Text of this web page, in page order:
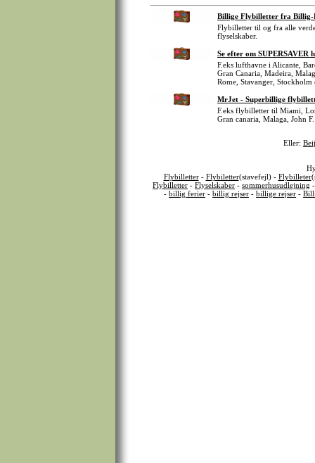
Billige Flybilletter fra
Flybilletter til og fra alle
flyselskaber.
Se efter om
F.eks lufthavne i Alicante,
Gran Canaria, Madeira,
Rome, Stavanger, Stockholm
MrJet - Superbillige
F.eks flybilletter til Miami,
Gran canaria, Malaga, John
Eller:
Flybilletter- Flybiletter(stavefejl) - Flybilleter
Flybilletter - Flyselskaber - sommerhusudlejning
- billig ferier - billig rejser - billige rejser -